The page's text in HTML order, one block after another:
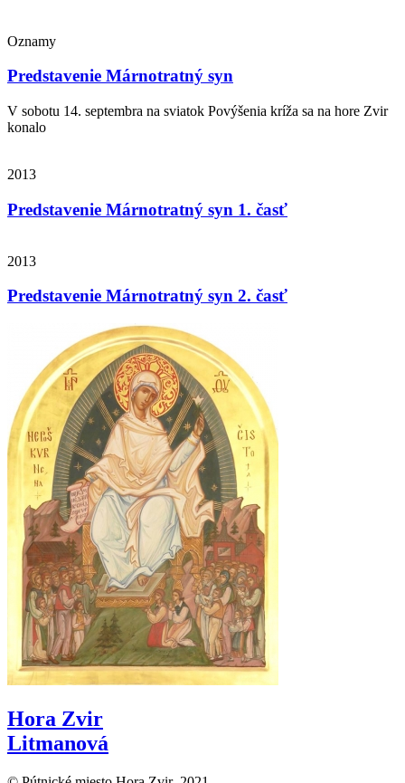
Oznamy
Predstavenie Márnotratný syn
V sobotu 14. septembra na sviatok Povýšenia kríža sa na hore Zvir
konalo
2013
Predstavenie Márnotratný syn 1. časť
2013
Predstavenie Márnotratný syn 2. časť
Hora Zvir
Litmanová